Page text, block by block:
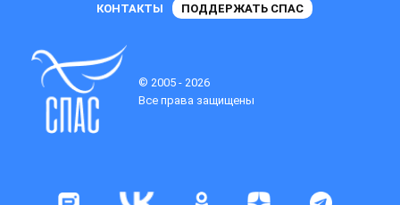
КОНТАКТЫ
ПОДДЕРЖАТЬ СПАС
© 2005 - 2026
Все права защищены